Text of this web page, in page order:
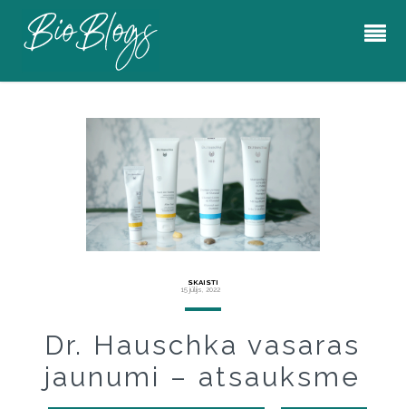
SKAISTI
15 jūlijs, 2022
Dr. Hauschka vasaras
jaunumi – atsauksme